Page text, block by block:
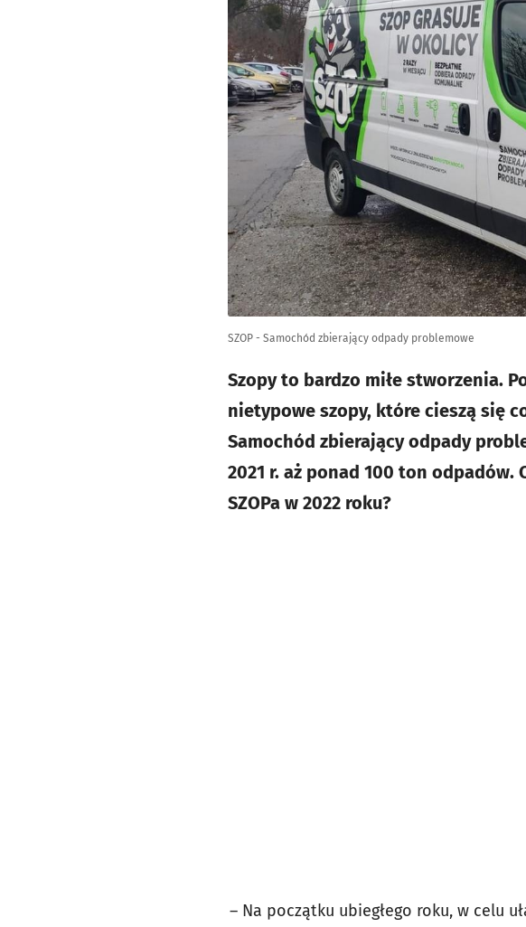
SZOP - Samochód zbierający odpady problemowe
Szopy to bardzo miłe stworzenia.
nietypowe szopy, które cieszą się
Samochód zbierający odpady
2021 r. aż ponad 100 ton
SZOPa w 2022 roku?
– Na początku ubiegłego roku, w celu